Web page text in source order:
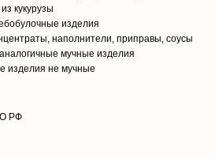
кукурузы
изделия
наполнители, приправы, соусы
мучные изделия
изделия не мучные
РФ